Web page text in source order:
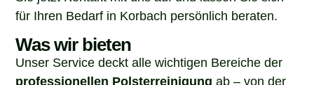
für Ihren Bedarf in Korbach persönlich beraten.
Was wir bieten
Unser Service deckt alle wichtigen Bereiche der
professionellen Polsterreinigung
ab – von der